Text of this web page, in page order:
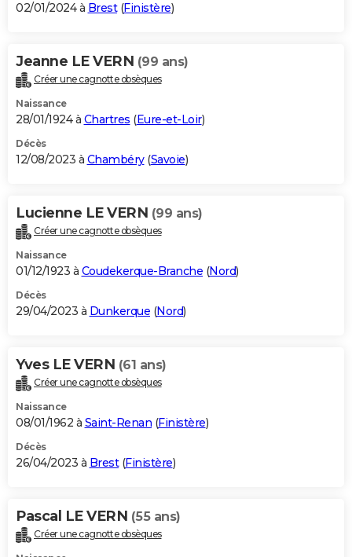
02/01/2024 à Brest(Finistère)
Jeanne LE VERN (99 ans)
Créer une cagnotte obsèques
Naissance
28/01/1924 à Chartres (Eure-et-Loir)
Décès
12/08/2023 à Chambéry(Savoie)
Lucienne LE VERN (99 ans)
Créer une cagnotte obsèques
Naissance
01/12/1923 à Coudekerque-Branche (Nord)
Décès
29/04/2023 à Dunkerque (Nord)
Yves LE VERN (61 ans)
Créer une cagnotte obsèques
Naissance
08/01/1962 à Saint-Renan (Finistère)
Décès
26/04/2023 à Brest(Finistère)
Pascal LE VERN (55 ans)
Créer une cagnotte obsèques